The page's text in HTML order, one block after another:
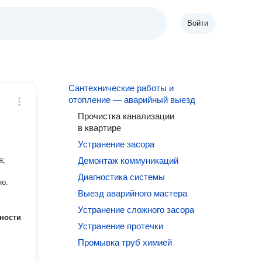
Войти
Сантехнические работы и
отопление — аварийный выезд
Прочистка канализации
в квартире
Устранение засора
Демонтаж коммуникаций
Диагностика системы
Выезд аварийного мастера
Устранение сложного засора
Устранение протечки
Промывка труб химией